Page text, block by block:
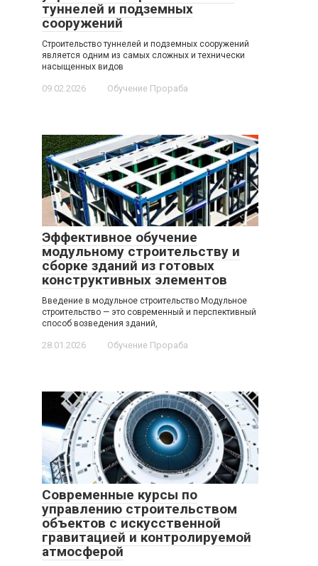
туннелей и подземных
сооружений
Строительство туннелей и подземных сооружений
является одним из самых сложных и технически
насыщенных видов
09.02.2026 Обучение Прораба
Эффективное обучение
модульному строительству и
сборке зданий из готовых
конструктивных элементов
Введение в модульное строительство Модульное
строительство — это современный и перспективный
способ возведения зданий,
28.01.2026 Обучение Прораба
Современные курсы по
управлению строительством
объектов с искусственной
гравитацией и контролируемой
атмосферой